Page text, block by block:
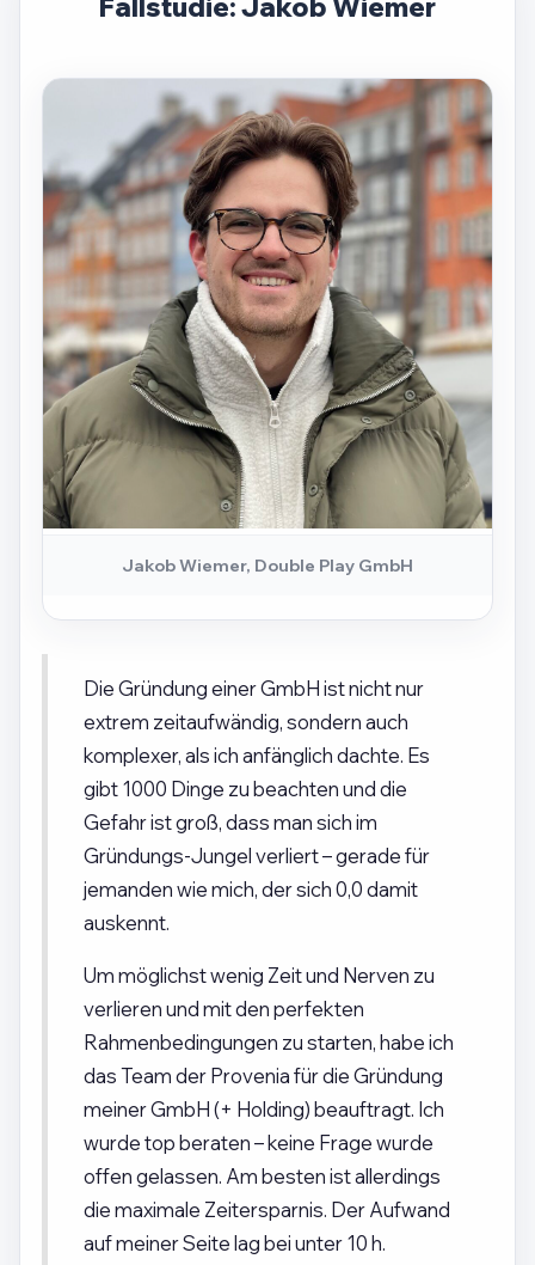
Fallstudie: Jakob Wiemer
Jakob Wiemer, Double Play GmbH
Die Gründung einer GmbH ist nicht nur
extrem zeitaufwändig, sondern auch
komplexer, als ich anfänglich dachte. Es
gibt 1000 Dinge zu beachten und die
Gefahr ist groß, dass man sich im
Gründungs-Jungel verliert – gerade für
jemanden wie mich, der sich 0,0 damit
auskennt.
Um möglichst wenig Zeit und Nerven zu
verlieren und mit den perfekten
Rahmenbedingungen zu starten, habe ich
das Team der Provenia für die Gründung
meiner GmbH (+ Holding) beauftragt. Ich
wurde top beraten – keine Frage wurde
offen gelassen. Am besten ist allerdings
die maximale Zeitersparnis. Der Aufwand
auf meiner Seite lag bei unter 10 h.